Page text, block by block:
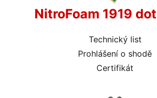
NitroFoam 1919
Technický list
Prohlášení o shodě
Certifikát